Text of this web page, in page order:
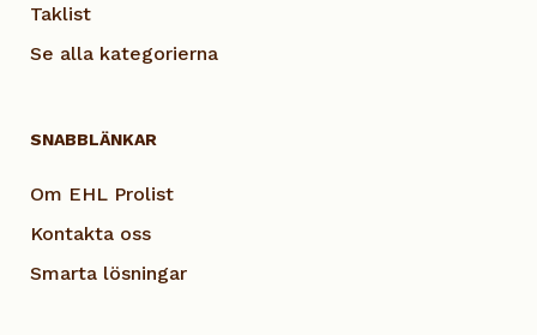
Taklist
Se alla kategorierna
SNABBLÄNKAR
Om EHL Prolist
Kontakta oss
Smarta lösningar